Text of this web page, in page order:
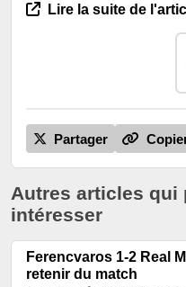
Lire la suite de
Partager
Autres articles qui
intéresser
Ferencvaros 1-2 Real
retenir du match